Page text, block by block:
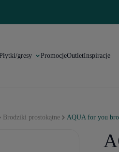
gresy PromocjeOutletInspiracje
Brodziki prostokątne AQUA for you